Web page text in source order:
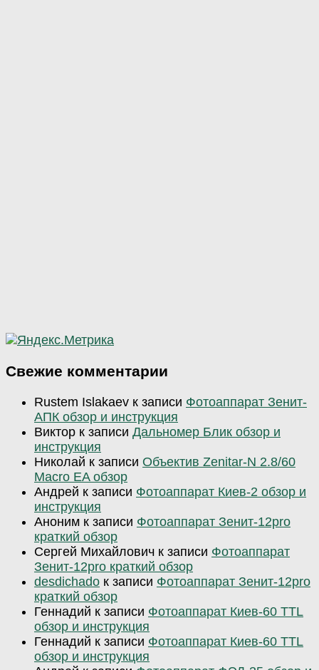
Свежие комментарии
Rustem Islakaev к записи Фотоаппарат Зенит-
АПК обзор и инструкция
Виктор к записи Дальномер Блик обзор и
инструкция
Николай к записи Объектив Zenitar-N 2.8/60
Macro EA обзор
Андрей к записи Фотоаппарат Киев-2 обзор и
инструкция
Аноним к записи Фотоаппарат Зенит-12pro
краткий обзор
Сергей Михайлович к записи Фотоаппарат
Зенит-12pro краткий обзор
desdichado к записи Фотоаппарат Зенит-12pro
краткий обзор
Геннадий к записи Фотоаппарат Киев-60 TTL
обзор и инструкция
Геннадий к записи Фотоаппарат Киев-60 TTL
обзор и инструкция